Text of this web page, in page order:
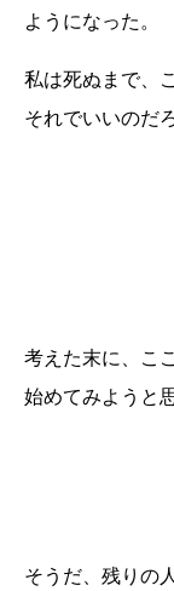
ようになった。
私は死ぬまで、
それでいいのだ
考えた末に、こ
始めてみようと
そうだ、残りの